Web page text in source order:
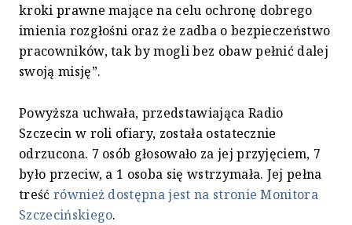
kroki prawne mające na celu ochronę dobrego
imienia rozgłośni oraz że zadba o bezpieczeństwo
pracowników, tak by mogli bez obaw pełnić dalej
swoją misję”.
Powyższa uchwała, przedstawiająca Radio
Szczecin w roli ofiary, została ostatecznie
odrzucona. 7 osób głosowało za jej przyjęciem, 7
było przeciw, a 1 osoba się wstrzymała. Jej pełna
treść również dostępna jest na stronie Monitora
Szczecińskiego.